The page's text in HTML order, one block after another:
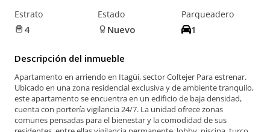
Estrato
4
Estado
Nuevo
Parqueadero
1
Descripción del inmueble
Apartamento en arriendo en Itagüí, sector Coltejer Para estrenar.
Ubicado en una zona residencial exclusiva y de ambiente tranquilo,
este apartamento se encuentra en un edificio de baja densidad,
cuenta con portería vigilancia 24/7. La unidad ofrece zonas
comunes pensadas para el bienestar y la comodidad de sus